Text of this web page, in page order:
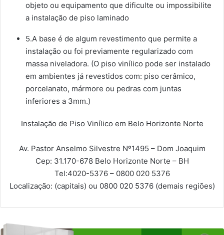
objeto ou equipamento que dificulte ou impossibilite
a instalação de piso laminado
5.A base é de algum revestimento que permite a
instalação ou foi previamente regularizado com
massa niveladora. (O piso vinílico pode ser instalado
em ambientes já revestidos com: piso cerâmico,
porcelanato, mármore ou pedras com juntas
inferiores a 3mm.)
Instalação de Piso Vinílico em Belo Horizonte Norte
Av. Pastor Anselmo Silvestre Nº1495 – Dom Joaquim
Cep: 31.170-678 Belo Horizonte Norte – BH
Tel:4020-5376 – 0800 020 5376
Localização: (capitais) ou 0800 020 5376 (demais regiões)